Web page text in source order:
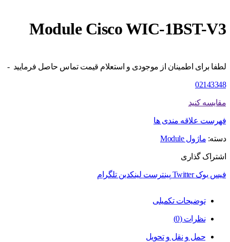
Module Cisco WIC-1BST-V3
لطفا برای اطمینان از موجودی و استعلام قیمت تماس حاصل فرمایید -
02143348
مقایسه کنید
فهرست علاقه مندی ها
دسته: ماژول Module
اشتراک گذاری
فیس بوک Twitter پینترست لینکدین تلگرام
توضیحات تکمیلی
نظرات (0)
حمل و نقل و تحویل